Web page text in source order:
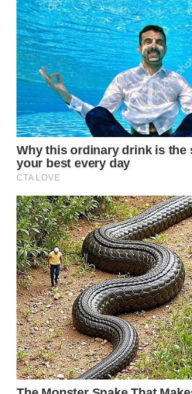
SERDANG
WN
TEBING
TINGGI
WN
PAKPAK
WN
KARAWANG
WN
BEKASI
WN
BOGOR
WN
DEPOK
WN
TAPANULI